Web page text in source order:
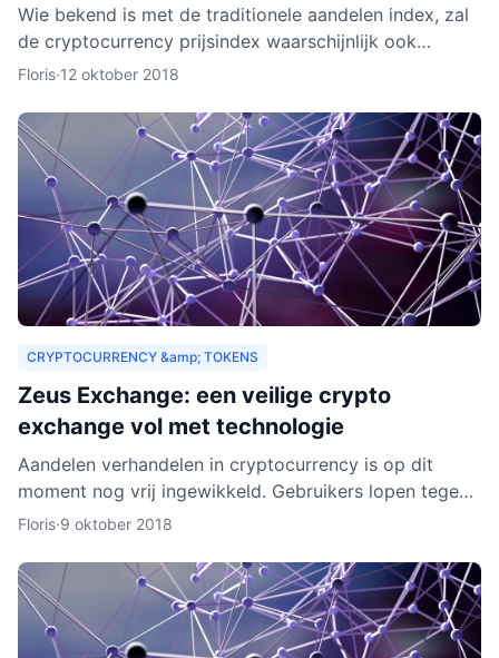
Wie bekend is met de traditionele aandelen index, zal
de cryptocurrency prijsindex waarschijnlijk ook
interessant vinden. In dit artikel behandelen we hoe
Floris·12 oktober 2018
CRYPTOCURRENCY &amp; TOKENS
Zeus Exchange: een veilige crypto
exchange vol met technologie
Aandelen verhandelen in cryptocurrency is op dit
moment nog vrij ingewikkeld. Gebruikers lopen tegen
drempels aan. Er gelden bijvoorbeeld strenge regels,
Floris·9 oktober 2018